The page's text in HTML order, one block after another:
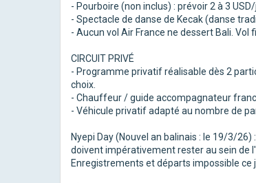
- Pourboire (non inclus) : prévoir 2 à 3
- Spectacle de danse de Kecak (danse
- Aucun vol Air France ne dessert Bali.
CIRCUIT PRIVÉ
- Programme privatif réalisable dès 2
choix.
- Chauffeur / guide accompagnateur
- Véhicule privatif adapté au nombre de
Nyepi Day (Nouvel an balinais : le 19/3/
doivent impérativement rester au sein de
Enregistrements et départs impossible ce